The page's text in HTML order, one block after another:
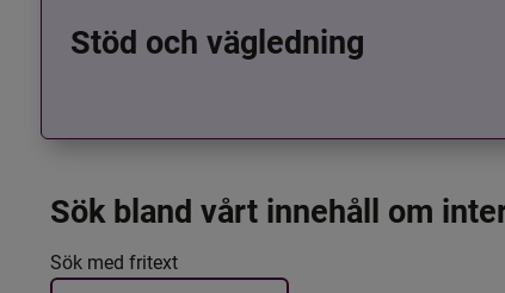
Stöd och vägledning
Sök bland vårt innehåll om
Filtrera resultatet
Det här formuläret postas automatiskt
Sök med fritext